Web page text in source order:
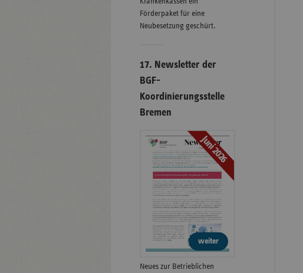
Förderpaket für eine
Neubesetzung geschürt.
17. Newsletter der
BGF-
Koordinierungsstelle
Bremen
Juni 2026
weiter
Neues zur Betrieblichen